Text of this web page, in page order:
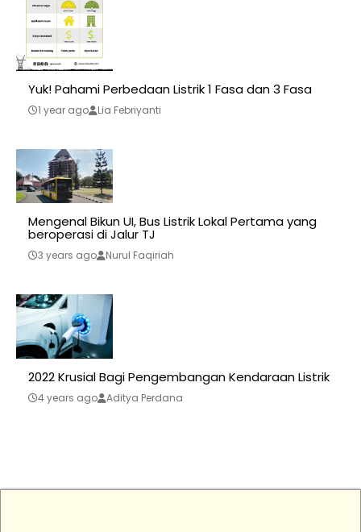
Yuk! Pahami Perbedaan Listrik 1 Fasa dan 3 Fasa
1 year ago Lia Febriyanti
Mengenal Bikun UI, Bus Listrik Lokal Pertama yang
beroperasi di Jalur TJ
3 years ago Nurul Faqiriah
2022 Krusial Bagi Pengembangan Kendaraan Listrik
4 years ago Aditya Perdana